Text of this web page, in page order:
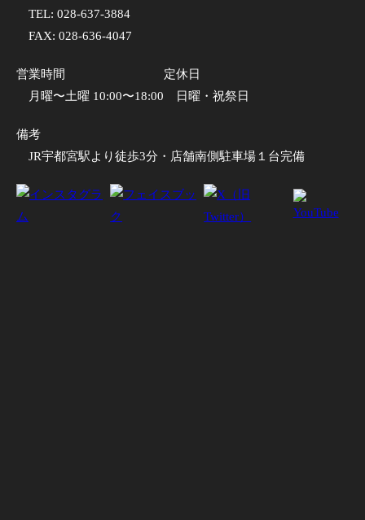
TEL: 028-637-3884
FAX: 028-636-4047
営業時間
月曜〜土曜 10:00〜18:00
定休日
日曜・祝祭日
備考
JR宇都宮駅より徒歩3分・店舗南側駐車場１台完備